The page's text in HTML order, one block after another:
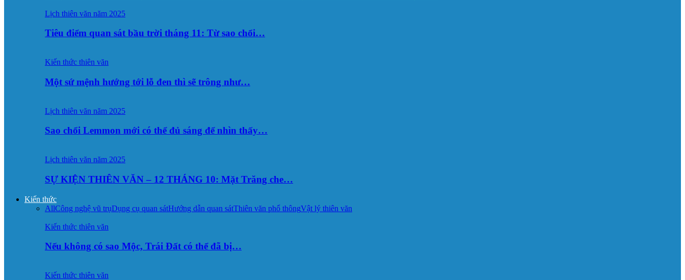
Lịch thiên văn năm 2025
Tiêu điểm quan sát bầu trời tháng 11: Từ sao chổi…
Kiến thức thiên văn
Một sứ mệnh hướng tới lỗ đen thì sẽ trông như…
Lịch thiên văn năm 2025
Sao chổi Lemmon mới có thể đủ sáng để nhìn thấy…
Lịch thiên văn năm 2025
SỰ KIỆN THIÊN VĂN – 12 THÁNG 10: Mặt Trăng che…
Kiến thức
AllCông nghệ vũ trụDụng cụ quan sátHướng dẫn quan sátThiên văn phổ thôngVật lý thiên văn
Kiến thức thiên văn
Nếu không có sao Mộc, Trái Đất có thể đã bị…
Kiến thức thiên văn